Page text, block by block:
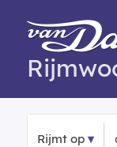
Rijmt op